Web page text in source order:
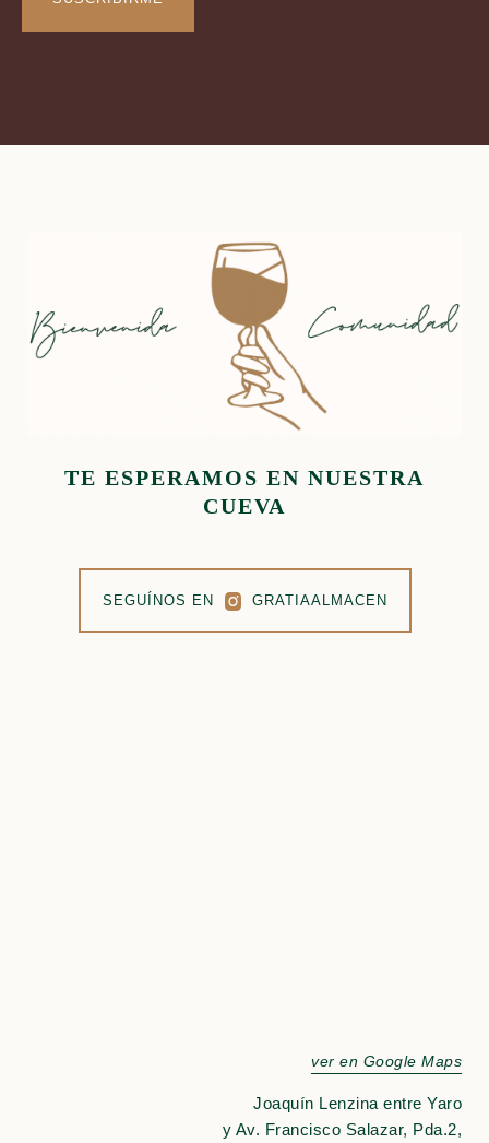
TE ESPERAMOS EN NUESTRA
CUEVA
SEGUÍNOS EN GRATIAALMACEN
ver en Google Maps
Joaquín Lenzina entre Yaro
y Av. Francisco Salazar, Pda.2,